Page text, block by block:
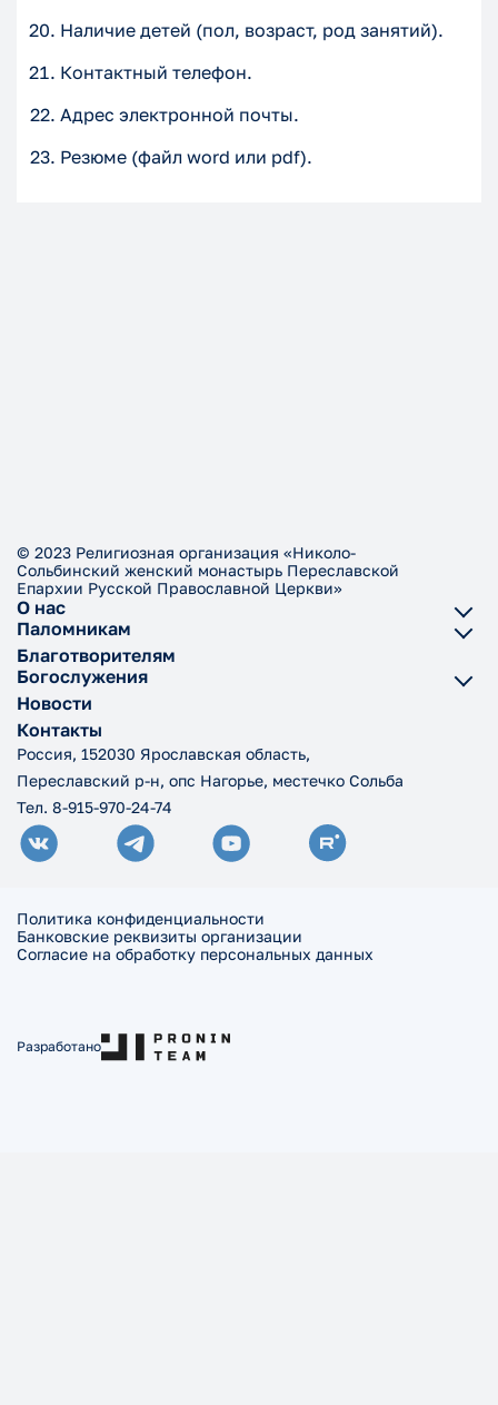
Наличие детей (пол, возраст, род занятий).
Контактный телефон.
Адрес электронной почты.
Резюме (файл word или pdf).
© 2023 Религиозная организация «Николо-
Сольбинский женский монастырь Переславской
Епархии Русской Православной Церкви»
О нас
Паломникам
Благотворителям
Богослужения
Новости
Контакты
Россия, 152030 Ярославская область,
Переславский р-н, опс Нагорье, местечко Сольба
Тел. 8-915-970-24-74
Политика конфиденциальности
Банковские реквизиты организации
Согласие на обработку персональных данных
Разработано